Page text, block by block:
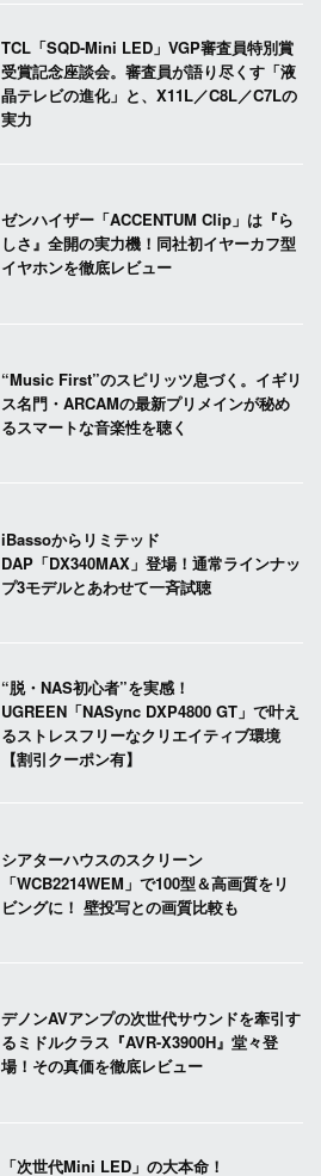
TCL「SQD-Mini LED」VGP審査員特別賞
受賞記念座談会。審査員が語り尽くす「液
晶テレビの進化」と、X11L／C8L／C7Lの
実力
ゼンハイザー「ACCENTUM Clip」は『ら
しさ』全開の実力機！同社初イヤーカフ型
イヤホンを徹底レビュー
“Music First”のスピリッツ息づく。イギリ
ス名門・ARCAMの最新プリメインが秘め
るスマートな音楽性を聴く
iBassoからリミテッド
DAP「DX340MAX」登場！通常ラインナッ
プ3モデルとあわせて一斉試聴
“脱・NAS初心者”を実感！
UGREEN「NASync DXP4800 GT」で叶え
るストレスフリーなクリエイティブ環境
【割引クーポン有】
シアターハウスのスクリーン
「WCB2214WEM」で100型＆高画質をリ
ビングに！ 壁投写との画質比較も
デノンAVアンプの次世代サウンドを牽引す
るミドルクラス『AVR-X3900H』堂々登
場！その真価を徹底レビュー
「次世代Mini LED」の大本命！